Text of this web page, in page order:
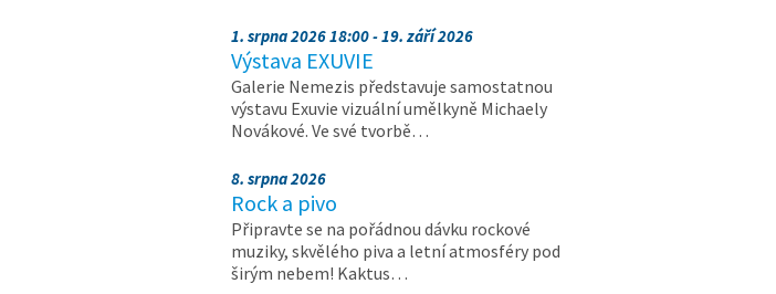
1. srpna 2026 18:00 - 19. září 2026
Výstava EXUVIE
Galerie Nemezis představuje samostatnou
výstavu Exuvie vizuální umělkyně Michaely
Novákové. Ve své tvorbě…
8. srpna 2026
Rock a pivo
Připravte se na pořádnou dávku rockové
muziky, skvělého piva a letní atmosféry pod
širým nebem! Kaktus…